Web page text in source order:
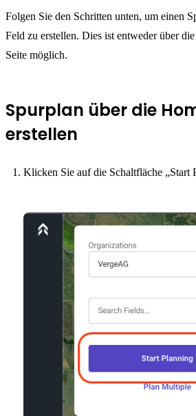
Folgen Sie den Schritten unten, um einen
Feld zu erstellen. Dies ist entweder über
Seite möglich.
Spurplan über die
erstellen
Klicken Sie auf die Schaltfläche „Start